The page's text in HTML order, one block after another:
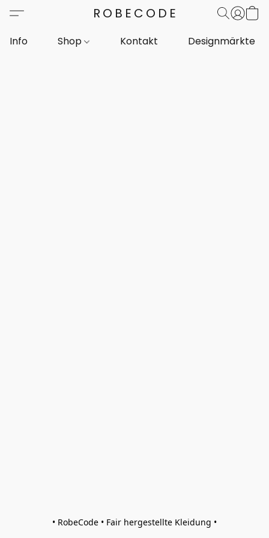
ROBECODE
Info Shop Kontakt Designmärkte
• RobeCode • Fair hergestellte Kleidung •